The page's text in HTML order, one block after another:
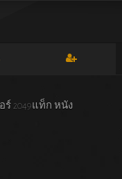
อร์ 2049แท็ก หนัง